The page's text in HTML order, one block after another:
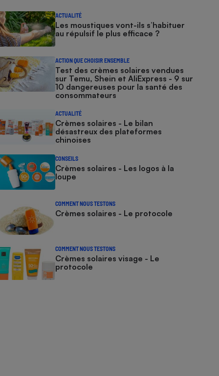
ACTUALITÉ
Les moustiques vont-ils s’habituer
au répulsif le plus efficace ?
ACTION QUE CHOISIR ENSEMBLE
Test des crèmes solaires vendues
sur Temu, Shein et AliExpress - 9 sur
10 dangereuses pour la santé des
consommateurs
ACTUALITÉ
Crèmes solaires - Le bilan
désastreux des plateformes
chinoises
CONSEILS
Crèmes solaires - Les logos à la
loupe
COMMENT NOUS TESTONS
Crèmes solaires - Le protocole
COMMENT NOUS TESTONS
Crèmes solaires visage - Le
protocole